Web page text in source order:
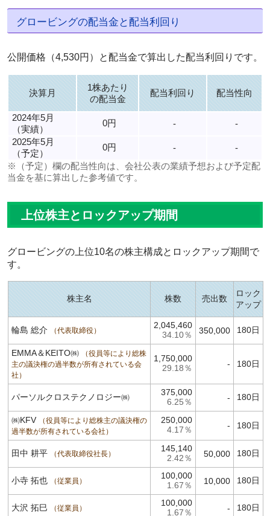
グロービングの配当金と配当利回り
公開価格（4,530円）と配当金で算出した配当利回りです。
決算月
1株あたり
の配当金
配当利回り 配当性向
2024年5月
（実績）
0円 -
-
2025年5月
（予定）
0円 -
-
※（予定）欄の配当性向は、会社公表の業績予想および予定配
当金を基に算出した参考値です。
上位株主とロックアップ期間
グロービングの上位10名の株主構成とロックアップ期間で
す。
株主名 株数 売出数
ロック
アップ
輪島 総介 代表取締役
2,045,460
34.10％ 350,000 180日
EMMA＆KEITO㈱
役員等により総株
主の議決権の過半数が所有されている会
社
1,750,000
29.18％ - 180日
パーソルクロステクノロジー㈱ 375,000
6.25％ - 180日
㈱KFV
役員等により総株主の議決権の
過半数が所有されている会社
250,000
4.17％ - 180日
田中 耕平 代表取締役社長
145,140
2.42％ 50,000 180日
小寺 拓也 従業員
100,000
1.67％ 10,000 180日
大沢 拓巳 従業員
100,000
1.67％ - 180日